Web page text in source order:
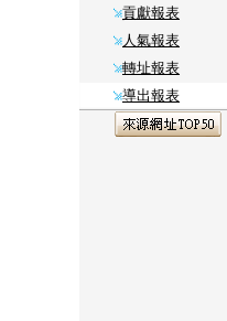
貢獻報表
人氣報表
轉址報表
導出報表